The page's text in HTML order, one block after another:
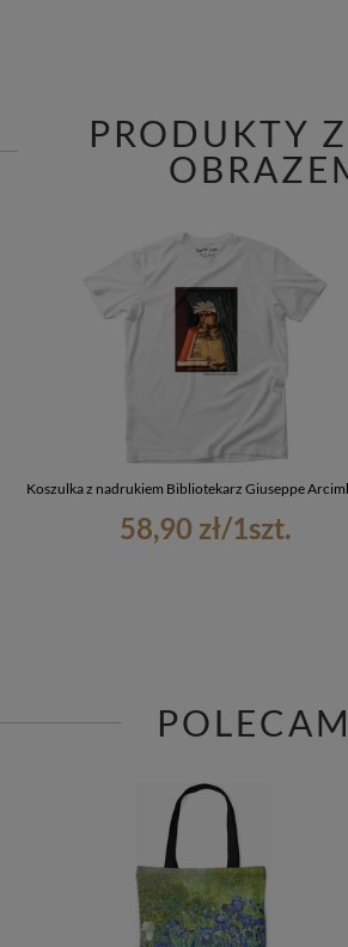
PRODUKTY
Koszulka z nadrukiem Bibliotekarz Giuseppe
58,90 zł/1szt.